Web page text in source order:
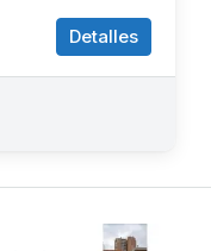
Detalles